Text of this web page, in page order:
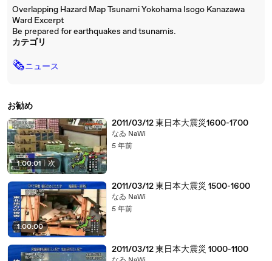
Overlapping Hazard Map Tsunami Yokohama Isogo Kanazawa
Ward Excerpt
Be prepared for earthquakes and tsunamis.
カテゴリ
🗞ニュース
お勧め
1:00:01 次
2011/03/12 東日本大震災1600-1700
なゐ NaWi
5 年前
1:00:00
2011/03/12 東日本大震災 1500-1600
なゐ NaWi
5 年前
2011/03/12 東日本大震災 1000-1100